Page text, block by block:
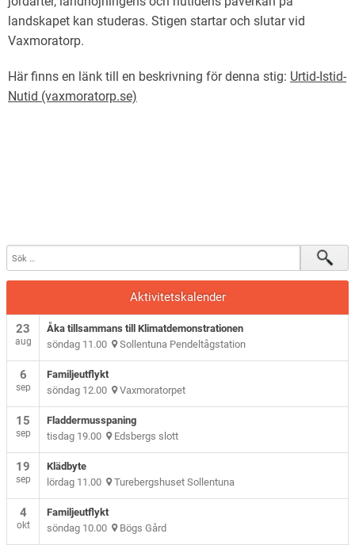
landskapet kan studeras. Stigen startar och slutar vid
Vaxmoratorp.
Här finns en länk till en beskrivning för denna stig: Urtid-Istid-
Nutid (vaxmoratorp.se)
Aktivitetskalender
23
aug
Åka tillsammans till Klimatdemonstrationen
söndag 11.00 Sollentuna Pendeltågstation
6
sep
Familjeutflykt
söndag 12.00 Vaxmoratorpet
15
sep
Fladdermusspaning
tisdag 19.00 Edsbergs slott
19
sep
Klädbyte
lördag 11.00 Turebergshuset Sollentuna
4
okt
Familjeutflykt
söndag 10.00 Bögs Gård